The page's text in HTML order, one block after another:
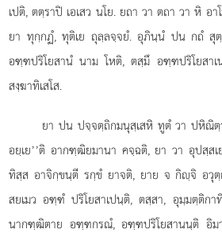
เปติ, ตตฺราปิ เอเสว นโย. ยถา วา ตถา วา หิ อา
ยา ทุกฺกฏํ, ทุติเย ถุลฺลจฺจยํ. อุภินฺนํ ปน กถํ สุตฺ
อฑฺฑปริโยสานํ นาม โหติ, ตสฺมึ อฑฺฑปริโยสา
สงฺฆาทิเสโส.
ยา ปน ปจฺจตฺถิกมนุสฺเสหิ ทูตํ วา ปหิณิตฺ
อยฺเย’’ติ อากฑฺฒิยมานา คจฺฉติ, ยา วา อุปสฺ
ทิสฺส อาจิกฺขนฺตี รกฺขํ ยาจติ, ยาย จ กิฺจิ อวุ
สยเมว อฑฺฑํ ปริโยสาเปนฺติ, ตสฺสา, อุมฺมตฺติ
นากฑฺฒิตาย อฑฺฑกรณํ, อฑฺฑปริโยสานนฺติ อิม